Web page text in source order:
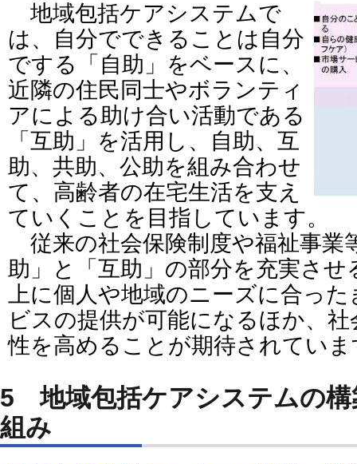
地域包括ケアシステムで
は、自分でできることは自分
でする「自助」をベースに、
近隣の住民同士やボランティ
アによる助け合い活動である
「互助」を活用し、自助、互
助、共助、公助を組み合わせ
て、高齢者の在宅生活を支え
ていくことを目指しています。
従来の社会保険制度や福祉事業
助」と「互助」の部分を充実さ
上に個人や地域のニーズに合っ
ビスの提供が可能になるほか、
性を高めることが期待されていま
5 地域包括ケアシステムの構
組み